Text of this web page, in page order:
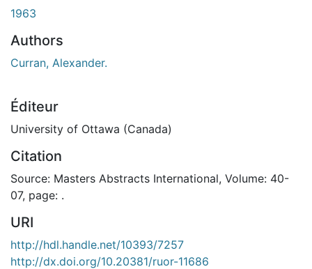
1963
Authors
Curran, Alexander.
Éditeur
University of Ottawa (Canada)
Citation
Source: Masters Abstracts International, Volume: 40-
07, page: .
URI
http://hdl.handle.net/10393/7257
http://dx.doi.org/10.20381/ruor-11686